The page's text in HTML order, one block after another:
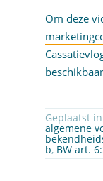
Om deze
Geplaatst in
algemene
b, BW art.